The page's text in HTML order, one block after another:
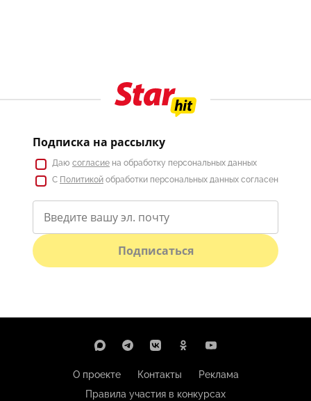
Подписка на рассылку
Даю согласие на обработку персональных данных
С Политикой обработки персональных данных согласен
Подписаться
О проекте Контакты
Реклама
Правила участия в конкурсах